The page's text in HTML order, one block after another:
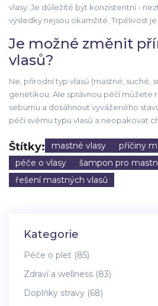
vlasy. Je důležité být konzistentní -
výsledky nejsou okamžité. Trpělivost
Je možné změnit
vlasů?
Ne, přírodní typ vlasů (mastné, suché,
genetikou. Ale správnou péčí můžete
sebumu a dosáhnout vyváženého
péči svému typu vlasů a neopakovat
Štítky: mastné vlasy
příčiny
péče o vlasy
šampon pro
řešení mastných vlasů
Kategorie
Péče o pleť (85)
Zdraví a wellness (83)
Doplňky stravy (68)